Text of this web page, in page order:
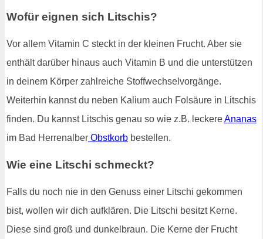
Wofür eignen sich Litschis?
Vor allem Vitamin C steckt in der kleinen Frucht. Aber sie
enthält darüber hinaus auch Vitamin B und die unterstützen
in deinem Körper zahlreiche Stoffwechselvorgänge.
Weiterhin kannst du neben Kalium auch Folsäure in Litschis
finden. Du kannst Litschis genau so wie z.B. leckereAnanas
im Bad Herrenalber Obstkorb bestellen.
Wie eine Litschi schmeckt?
Falls du noch nie in den Genuss einer Litschi gekommen
bist, wollen wir dich aufklären. Die Litschi besitzt Kerne.
Diese sind groß und dunkelbraun. Die Kerne der Frucht